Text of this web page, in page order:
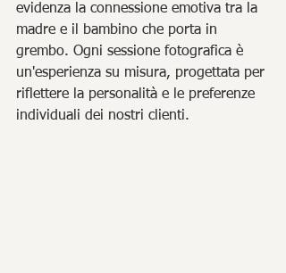
evidenza la connessione emotiva tra la
madre e il bambino che porta in
grembo. Ogni sessione fotografica è
un'esperienza su misura, progettata per
riflettere la personalità e le preferenze
individuali dei nostri clienti.